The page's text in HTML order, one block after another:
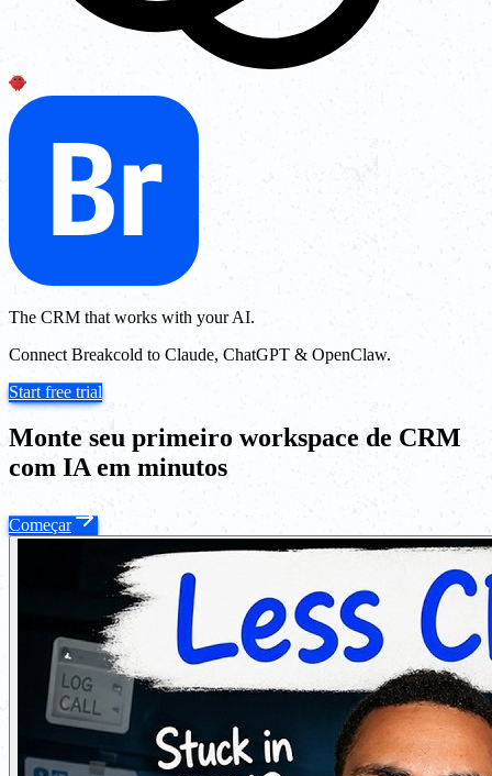
The CRM that works with your AI.
Connect Breakcold to Claude, ChatGPT & OpenClaw.
Start free trial
Monte seu primeiro workspace de CRM
com IA em minutos
Começar